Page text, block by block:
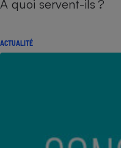
À quoi servent-ils ?
ACTUALITÉ